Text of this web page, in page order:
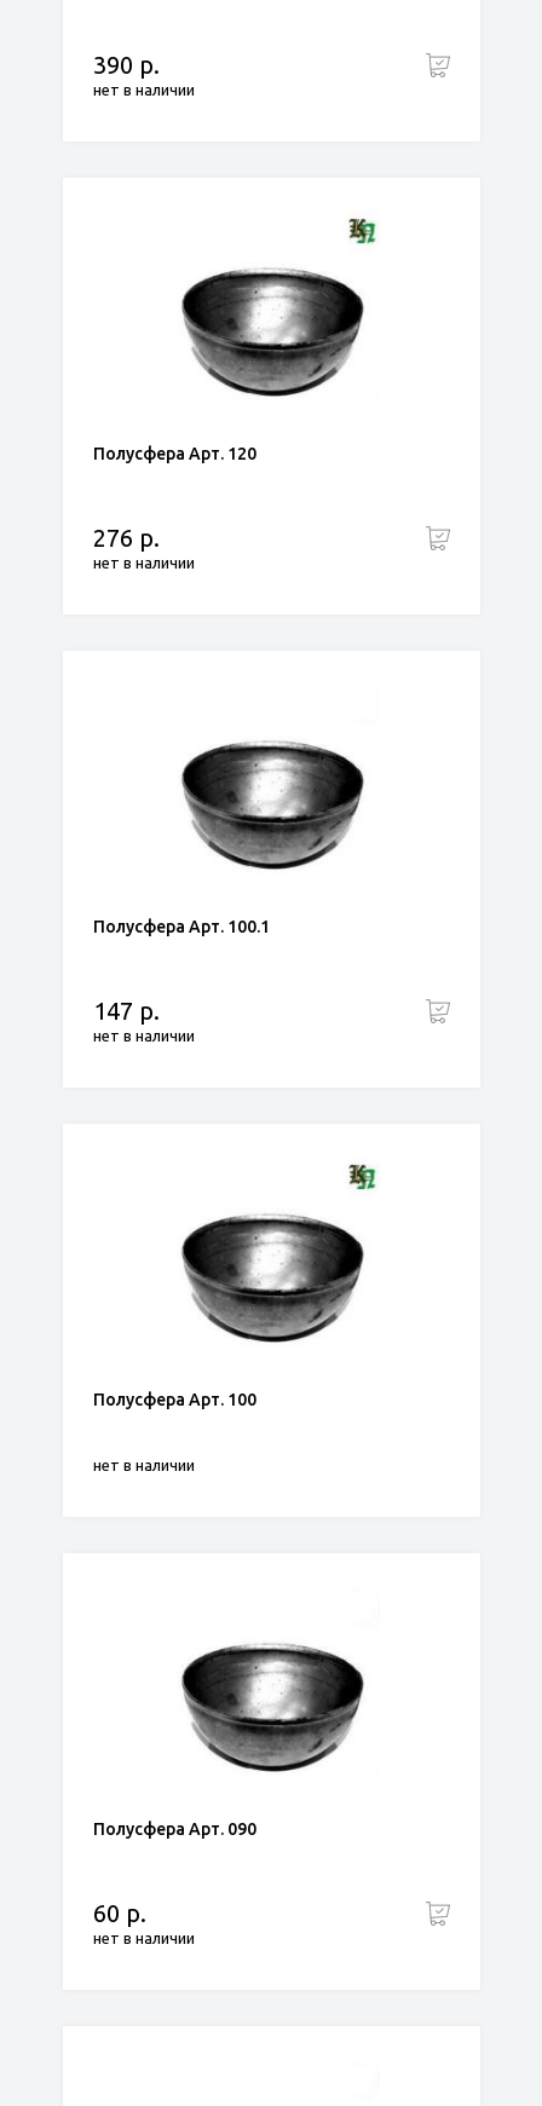
390 р.
нет в наличии
Полусфера Арт. 120
276 р.
нет в наличии
Полусфера Арт. 100.1
147 р.
нет в наличии
Полусфера Арт. 100
нет в наличии
Полусфера Арт. 090
60 р.
нет в наличии